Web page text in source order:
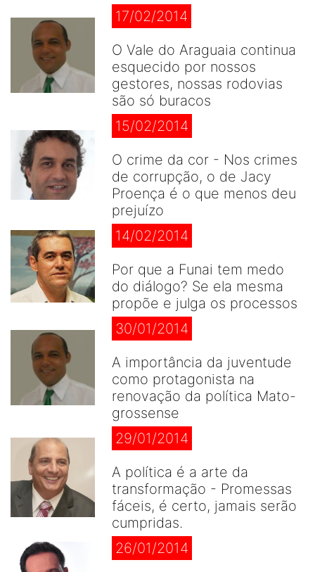
17/02/2014
O Vale do Araguaia continua
esquecido por nossos
gestores, nossas rodovias
são só buracos
15/02/2014
O crime da cor - Nos crimes
de corrupção, o de Jacy
Proença é o que menos deu
prejuízo
14/02/2014
Por que a Funai tem medo
do diálogo? Se ela mesma
propõe e julga os processos
30/01/2014
A importância da juventude
como protagonista na
renovação da política Mato-
grossense
29/01/2014
A política é a arte da
transformação - Promessas
fáceis, é certo, jamais serão
cumpridas.
26/01/2014